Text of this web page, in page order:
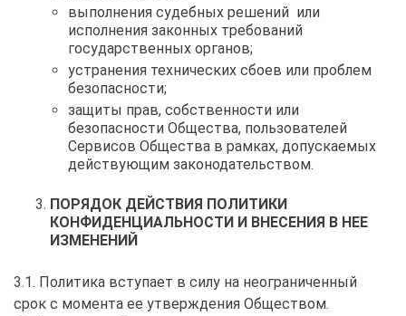
выполнения судебных решений или
исполнения законных требований
государственных органов;
устранения технических сбоев или проблем
безопасности;
защиты прав, собственности или
безопасности Общества, пользователей
Сервисов Общества в рамках, допускаемых
действующим законодательством.
ПОРЯДОК ДЕЙСТВИЯ ПОЛИТИКИ
КОНФИДЕНЦИАЛЬНОСТИ И ВНЕСЕНИЯ В НЕЕ
ИЗМЕНЕНИЙ
3.1. Политика вступает в силу на неограниченный
срок с момента ее утверждения Обществом.